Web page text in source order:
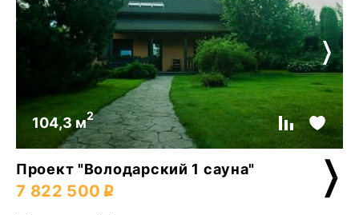
104,3 м2
Проект "Володарский 1 сауна"
7 822 500